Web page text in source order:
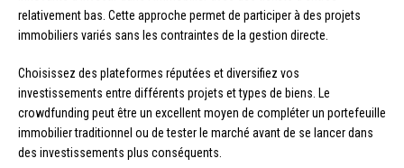
relativement bas. Cette approche permet de participer à des projets
immobiliers variés sans les contraintes de la gestion directe.
Choisissez des plateformes réputées et diversifiez vos
investissements entre différents projets et types de biens. Le
crowdfunding peut être un excellent moyen de compléter un portefeuille
immobilier traditionnel ou de tester le marché avant de se lancer dans
des investissements plus conséquents.